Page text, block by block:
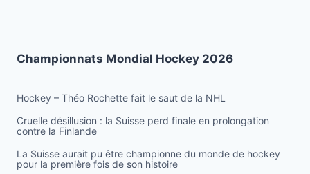
Championnats Mondial Hockey 2026
Hockey – Théo Rochette fait le saut de la NHL
Cruelle désillusion : la Suisse perd finale en prolongation
contre la Finlande
La Suisse aurait pu être championne du monde de hockey
pour la première fois de son histoire